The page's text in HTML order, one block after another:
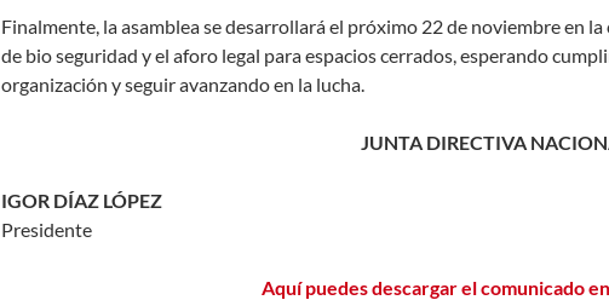
Finalmente, la asamblea se desarrollará el próximo 22 de noviembre en
de bio seguridad y el aforo legal para espacios cerrados, esperando
organización y seguir avanzando en la lucha.
JUNTA DIRECTIVA
IGOR DÍAZ LÓPEZ
Presidente
Aquí puedes descargar el comunicado